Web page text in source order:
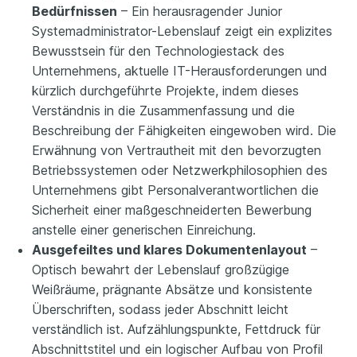
Bedürfnissen – Ein herausragender Junior
Systemadministrator-Lebenslauf zeigt ein explizites
Bewusstsein für den Technologiestack des
Unternehmens, aktuelle IT-Herausforderungen und
kürzlich durchgeführte Projekte, indem dieses
Verständnis in die Zusammenfassung und die
Beschreibung der Fähigkeiten eingewoben wird. Die
Erwähnung von Vertrautheit mit den bevorzugten
Betriebssystemen oder Netzwerkphilosophien des
Unternehmens gibt Personalverantwortlichen die
Sicherheit einer maßgeschneiderten Bewerbung
anstelle einer generischen Einreichung.
Ausgefeiltes und klares Dokumentenlayout –
Optisch bewahrt der Lebenslauf großzügige
Weißräume, prägnante Absätze und konsistente
Überschriften, sodass jeder Abschnitt leicht
verständlich ist. Aufzählungspunkte, Fettdruck für
Abschnittstitel und ein logischer Aufbau von Profil